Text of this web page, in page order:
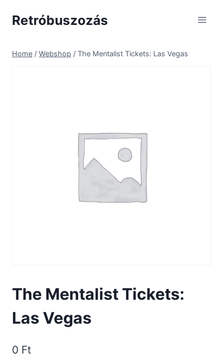
Retróbuszozás
Home / Webshop / The Mentalist Tickets: Las Vegas
The Mentalist Tickets:
Las Vegas
0 Ft